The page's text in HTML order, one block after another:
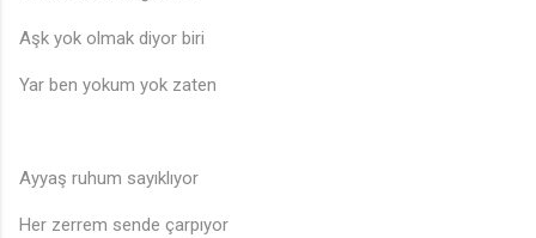
Aşk yok olmak diyor biri
Yar ben yokum yok zaten
Ayyaş ruhum sayıklıyor
Her zerrem sende çarpıyor